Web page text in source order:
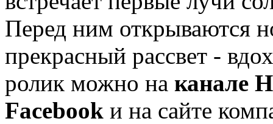
Перед ним открываются
прекрасный рассвет -
ролик можно на канале
Facebook и на сайте